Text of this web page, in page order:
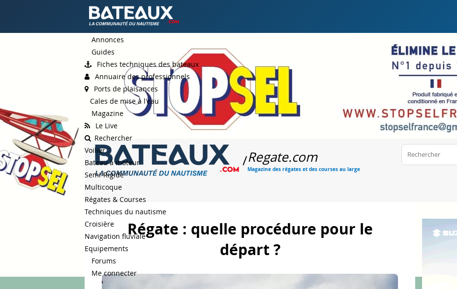
Annonces
Guides
Fiches techniques des bateaux
Annuaire des professionnels
Ports de plaisances
Cales de mise à l'eau
Magazine
Le Live
Rechercher
Voilier
Bateau à moteur
Semi-Rigide
Multicoque
Régates & Courses
Techniques du nautisme
Croisière
Navigation fluviale
Equipements
Forums
Me connecter
/Regate.com
Magazine des régates et des courses au large
Régate : quelle procédure pour le
départ ?